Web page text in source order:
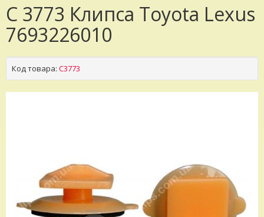
C 3773 Клипса Toyota Lexus
7693226010
Код товара: C3773